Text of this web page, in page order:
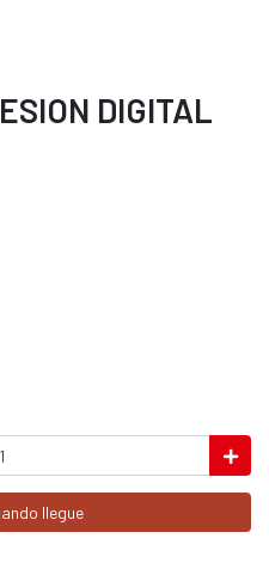
DIGITAL
llegue